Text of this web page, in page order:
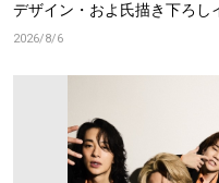
デザイン・およ氏描き下ろし
典Blu-rayには『HAMAツアー
2026/8/6